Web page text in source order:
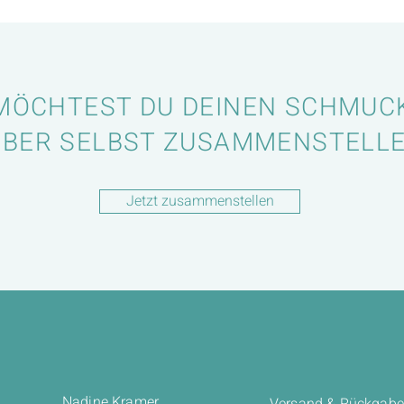
DU DEINEN
SELBST
Jetzt zusammenstellen